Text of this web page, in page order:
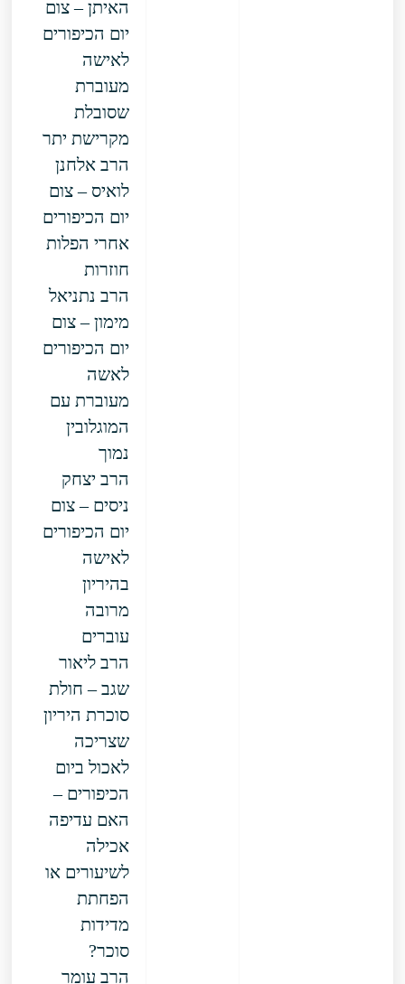
האיתן – צום
יום הכיפורים
לאישה
מעוברת
שסובלת
מקרישת יתר
הרב אלחנן
לואיס – צום
יום הכיפורים
אחרי הפלות
חוזרות
הרב נתניאל
מימון – צום
יום הכיפורים
לאשה
מעוברת עם
המוגלובין
נמוך
הרב יצחק
ניסים – צום
יום הכיפורים
לאישה
בהיריון
מרובה
עוברים
הרב ליאור
שגב – חולת
סוכרת היריון
שצריכה
לאכול ביום
הכיפורים –
האם עדיפה
אכילה
לשיעורים או
הפחתת
מדידות
סוכר?
הרב עומר